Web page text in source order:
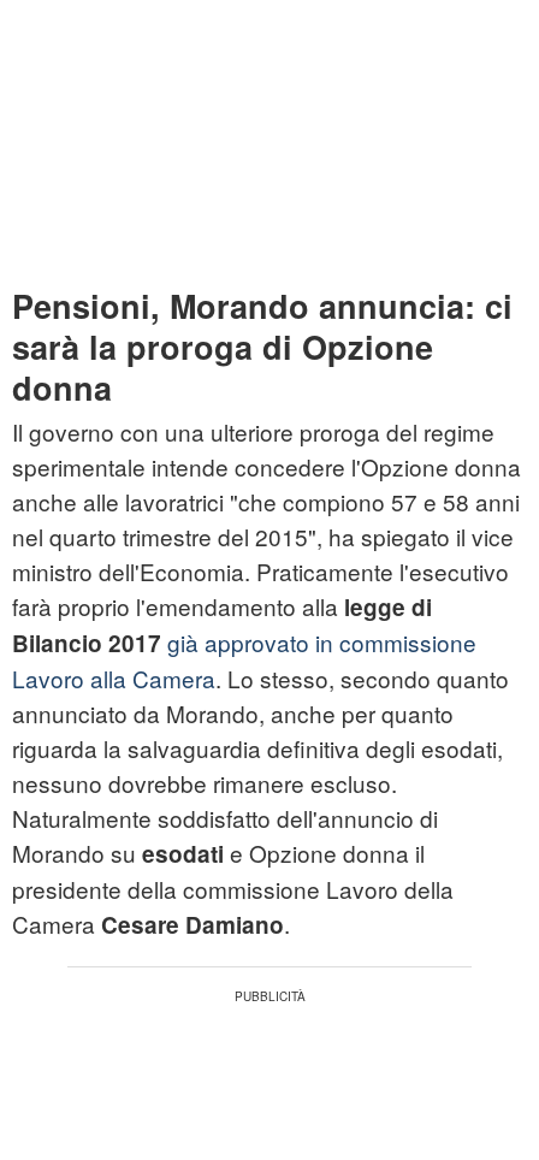
Pensioni, Morando annuncia: ci
sarà la proroga di Opzione
donna
Il governo con una ulteriore proroga del regime
sperimentale intende concedere l'Opzione donna
anche alle lavoratrici "che compiono 57 e 58 anni
nel quarto trimestre del 2015", ha spiegato il vice
ministro dell'Economia. Praticamente l'esecutivo
farà proprio l'emendamento alla legge di
Bilancio 2017 già approvato in commissione
Lavoro alla Camera. Lo stesso, secondo quanto
annunciato da Morando, anche per quanto
riguarda la salvaguardia definitiva degli esodati,
nessuno dovrebbe rimanere escluso.
Naturalmente soddisfatto dell'annuncio di
Morando su esodati e Opzione donna il
presidente della commissione Lavoro della
Camera Cesare Damiano.